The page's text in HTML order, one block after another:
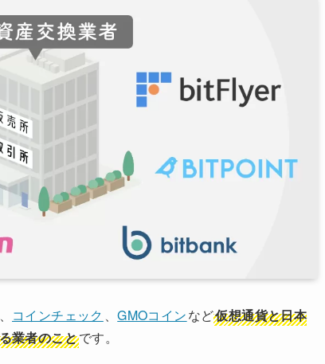
、 コインチェック 、GMOコインなど仮想通貨と日本
業者のことです。